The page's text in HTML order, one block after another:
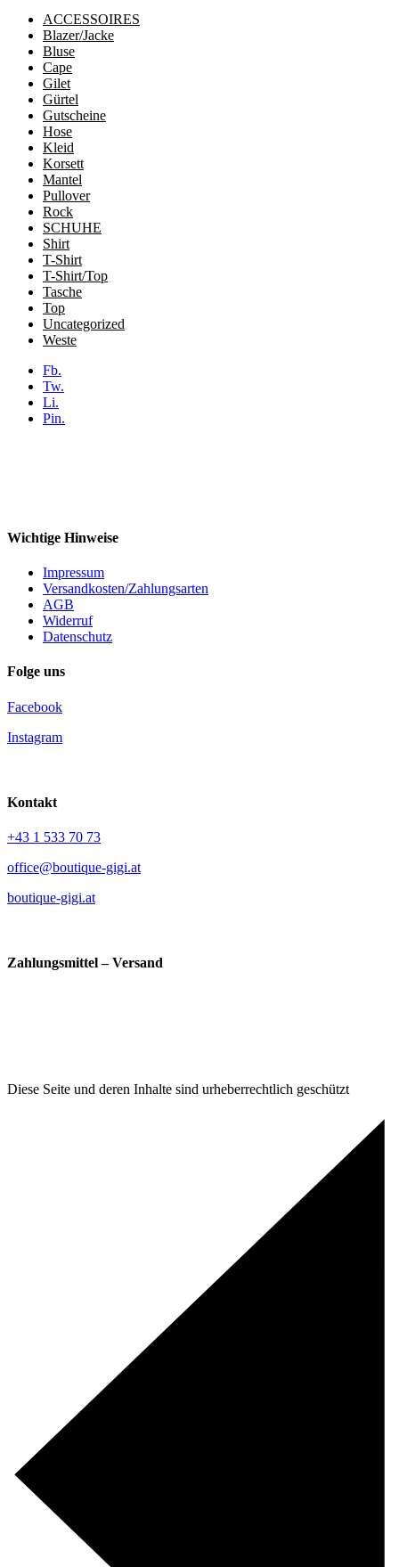
ACCESSOIRES
Blazer/Jacke
Bluse
Cape
Gilet
Gürtel
Gutscheine
Hose
Kleid
Korsett
Mantel
Pullover
Rock
SCHUHE
Shirt
T-Shirt
T-Shirt/Top
Tasche
Top
Uncategorized
Weste
Fb.
Tw.
Li.
Pin.
Wichtige Hinweise
Impressum
Versandkosten/Zahlungsarten
AGB
Widerruf
Datenschutz
Folge uns
Facebook
Instagram
Kontakt
+43 1 533 70 73
office@boutique-gigi.at
boutique-gigi.at
Zahlungsmittel – Versand
Diese Seite und deren Inhalte sind urheberrechtlich geschützt